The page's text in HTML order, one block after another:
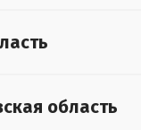
область